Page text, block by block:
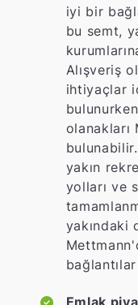
iyi bir
bu semt,
Alışveriş
ihtiyaçlar
olanakları
yakın
yolları ve
yakındaki
Emlak